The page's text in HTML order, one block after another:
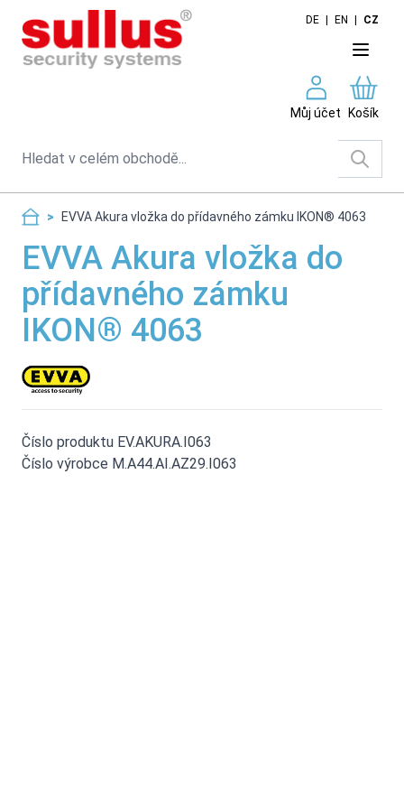
Skip to Content
DE EN CZ
Můj účet Košík
Search
> EVVA Akura vložka do přídavného zámku IKON® 4063
EVVA Akura vložka do
přídavného zámku
IKON® 4063
Číslo produktu EV.AKURA.I063
Číslo výrobce M.A44.AI.AZ29.I063